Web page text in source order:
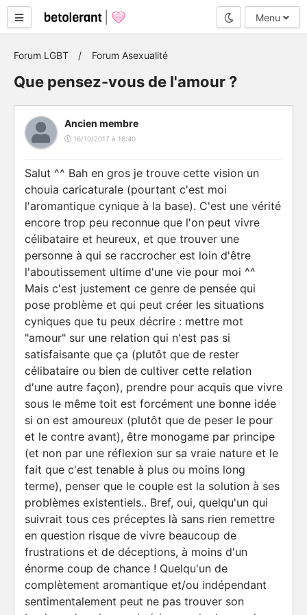
Mode nuit
Menu
Forum LGBT Forum Asexualité
Que pensez-vous de l'amour ?
Ancien membre
16/10/2017 à 16:40
Salut ^^ Bah en gros je trouve cette vision un
chouia caricaturale (pourtant c'est moi
l'aromantique cynique à la base). C'est une vérité
encore trop peu reconnue que l'on peut vivre
célibataire et heureux, et que trouver une
personne à qui se raccrocher est loin d'être
l'aboutissement ultime d'une vie pour moi ^^
Mais c'est justement ce genre de pensée qui
pose problème et qui peut créer les situations
cyniques que tu peux décrire : mettre mot
"amour" sur une relation qui n'est pas si
satisfaisante que ça (plutôt que de rester
célibataire ou bien de cultiver cette relation
d'une autre façon), prendre pour acquis que vivre
sous le même toit est forcément une bonne idée
si on est amoureux (plutôt que de peser le pour
et le contre avant), être monogame par principe
(et non par une réflexion sur sa vraie nature et le
fait que c'est tenable à plus ou moins long
terme), penser que le couple est la solution à ses
problèmes existentiels.. Bref, oui, quelqu'un qui
suivrait tous ces préceptes là sans rien remettre
en question risque de vivre beaucoup de
frustrations et de déceptions, à moins d'un
énorme coup de chance ! Quelqu'un de
complètement aromantique et/ou indépendant
sentimentalement peut ne pas trouver son